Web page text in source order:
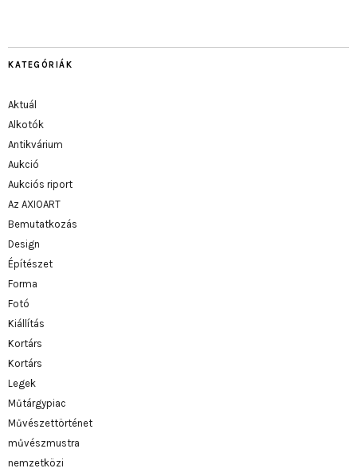
KATEGÓRIÁK
Aktuál
Alkotók
Antikvárium
Aukció
Aukciós riport
Az AXIOART
Bemutatkozás
Design
Építészet
Forma
Fotó
Kiállítás
Kortárs
Kortárs
Legek
Műtárgypiac
Művészettörténet
művészmustra
nemzetközi